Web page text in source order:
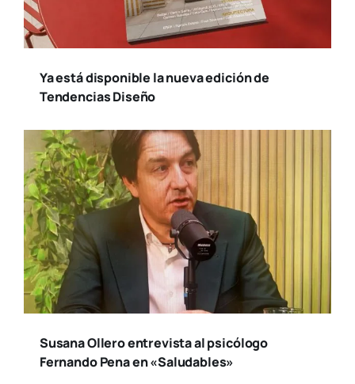
Ya está disponible la nueva edición de
Tendencias Diseño
Susana Ollero entrevista al psicólogo
Fernando Pena en «Saludables»